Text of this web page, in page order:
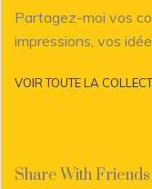
Partagez-moi vos
impressions, vos
VOIR TOUTE LA
Share With Friends